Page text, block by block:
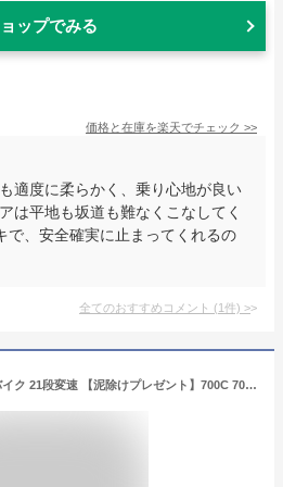
ップでみる
価格と在庫を楽天でチェック >>
適度に柔らかく、乗り心地が良い
は平地も坂道も難なくこなしてく
で、安全確実に止まってくれるの
全てのおすすめコメント (1件) >
完成品 組立済 クロスバイク 21段変速 【泥除けプレゼント】700C 700×28C 自転車 27インチ相当 軽量 スポーツバイク サイクル 初心者 おしゃれ 女性 男性 通勤 通学 組立済 ネクスタイル NEXTYLE NX-7021-CR